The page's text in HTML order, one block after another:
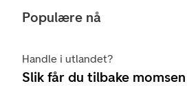
Populære nå
Handle i utlandet?
Slik får du tilbake